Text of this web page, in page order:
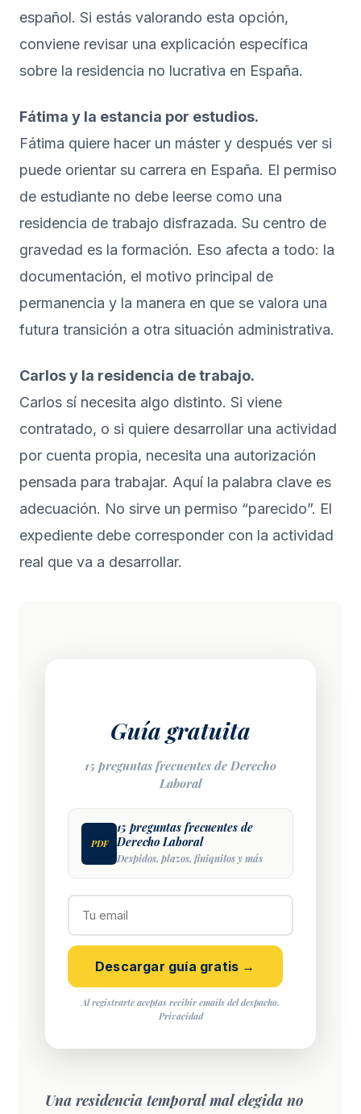
español. Si estás valorando esta opción,
conviene revisar una explicación específica
sobre la residencia no lucrativa en España.
Fátima y la estancia por estudios.
Fátima quiere hacer un máster y después ver si
puede orientar su carrera en España. El permiso
de estudiante no debe leerse como una
residencia de trabajo disfrazada. Su centro de
gravedad es la formación. Eso afecta a todo: la
documentación, el motivo principal de
permanencia y la manera en que se valora una
futura transición a otra situación administrativa.
Carlos y la residencia de trabajo.
Carlos sí necesita algo distinto. Si viene
contratado, o si quiere desarrollar una actividad
por cuenta propia, necesita una autorización
pensada para trabajar. Aquí la palabra clave es
adecuación. No sirve un permiso “parecido”. El
expediente debe corresponder con la actividad
real que va a desarrollar.
Guía gratuita
15 preguntas frecuentes de Derecho
Laboral
PDF
15 preguntas frecuentes de
Derecho Laboral
Despidos, plazos, finiquitos y más
Descargar guía gratis →
Al registrarte aceptas recibir emails del despacho.
Privacidad
Una residencia temporal mal elegida no